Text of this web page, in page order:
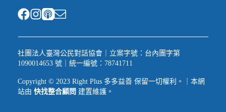
社團法人臺灣公民對話協會｜立案字號：台內團字第
1090014653 號｜統一編號：78741711
Copyright © 2023 Right Plus 多多益善 保留一切權利。｜本網
站由 快找整合顧問 建置維護。